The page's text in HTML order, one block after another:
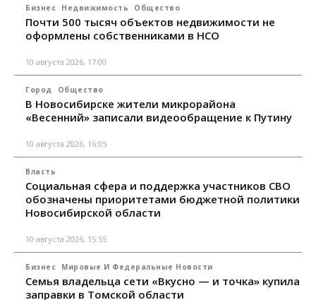
Бизнес Недвижимость Общество
Почти 500 тысяч объектов недвижимости не
оформлены собственниками в НСО
10 августа 2026, 17:00
Город Общество
В Новосибирске жители микрорайона
«Весенний» записали видеообращение к Путину
10 августа 2026, 16:05
Власть
Социальная сфера и поддержка участников СВО
обозначены приоритетами бюджетной политики
Новосибирской области
10 августа 2026, 15:55
Бизнес Мировые И Федеральные Новости
Семья владельца сети «Вкусно — и точка» купила
заправки в Томской области